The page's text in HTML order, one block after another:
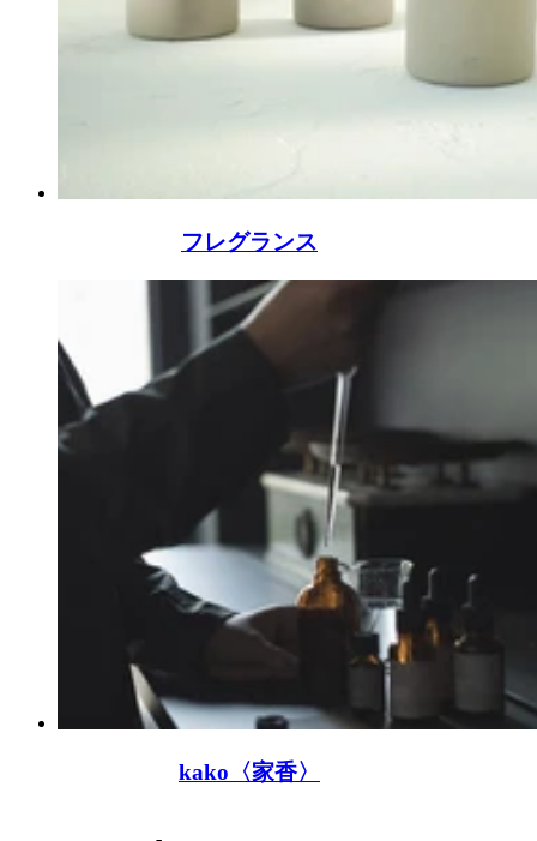
フレグランス
kako〈家香〉